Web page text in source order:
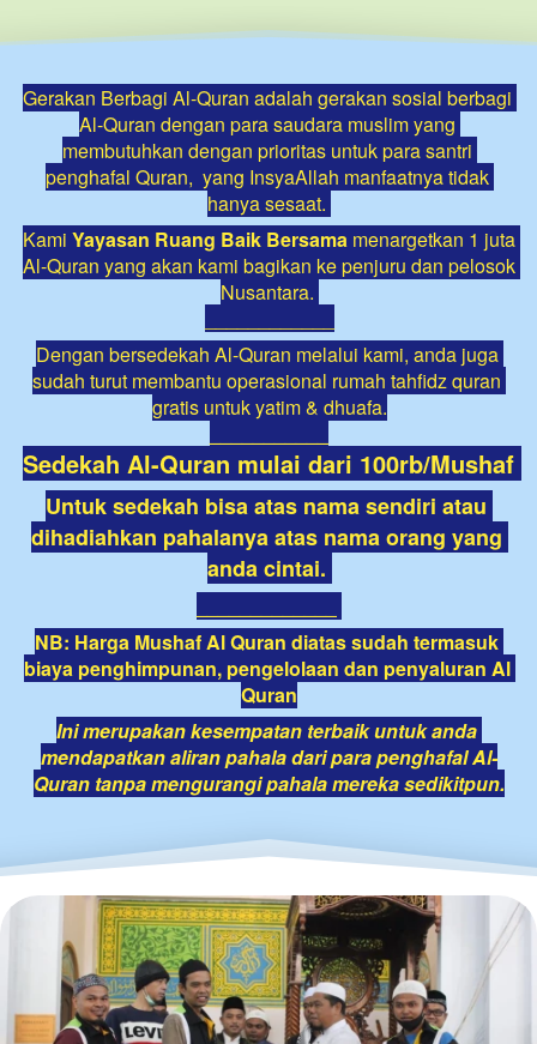
Gerakan Berbagi Al-Quran adalah gerakan sosial berbagi
Al-Quran dengan para saudara muslim yang
membutuhkan dengan prioritas untuk para santri
penghafal Quran,  yang InsyaAllah manfaatnya tidak
hanya sesaat.
Kami Yayasan Ruang Baik Bersama menargetkan 1 juta
Al-Quran yang akan kami bagikan ke penjuru dan pelosok
Nusantara.
Dengan bersedekah Al-Quran melalui kami, anda juga
sudah turut membantu operasional rumah tahfidz quran
gratis untuk yatim & dhuafa.
Untuk sedekah bisa atas nama sendiri atau
dihadiahkan pahalanya atas nama orang yang
anda cintai.
NB: Harga Mushaf Al Quran diatas sudah termasuk
biaya penghimpunan, pengelolaan dan penyaluran Al
Quran
Ini merupakan kesempatan terbaik untuk anda
mendapatkan aliran pahala dari para penghafal Al-
Quran tanpa mengurangi pahala mereka sedikitpun.